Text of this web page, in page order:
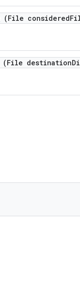
(File considered
(File destination